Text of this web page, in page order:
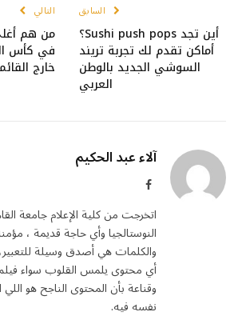
السابق
أين تجد Sushi push pops؟
أماكن تقدم لك تجربة تريند
السوشي الجديد بالوطن
العربي
التالي
خارج
آلاء عبد الحكيم
فيسبوك
اتخرجت من كلية الإعلام جامعة
النوستالجيا وأي حاجة قديمة ،
والكلمات هي أصدق وسيلة
أي محتوى يلمس القلوب سواء
وقناعة بأن المحتوى الناجح هو
نفسه فيه.